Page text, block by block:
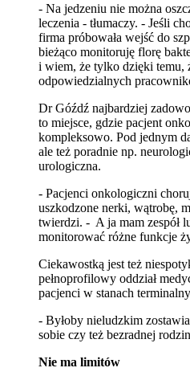
- Na jedzeniu nie można
leczenia - tłumaczy. - Jeśli
firma próbowała wejść do
bieżąco monitoruję florę
i wiem, że tylko dzięki temu,
odpowiedzialnych
Dr Góźdź najbardziej
to miejsce, gdzie pacjent
kompleksowo. Pod jednym
ale też poradnie np.
urologiczna.
- Pacjenci onkologiczni
uszkodzone nerki, wątrobę,
twierdzi. - A ja mam zespół
monitorować różne funkcje
Ciekawostką jest też
pełnoprofilowy oddział
pacjenci w stanach
- Byłoby nieludzkim
sobie czy też bezradnej
Nie ma limitów